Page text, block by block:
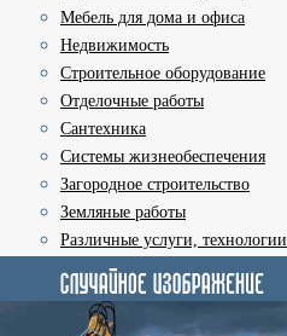
Мебель для дома и офиса
Недвижимость
Строительное оборудование
Отделочные работы
Сантехника
Системы жизнеобеспечения
Загородное строительство
Земляные работы
Различные услуги, технологии